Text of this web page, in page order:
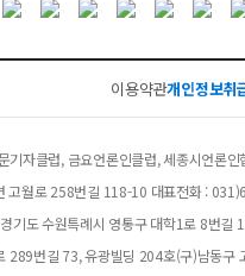
이용약관개인정보취
자클럽, 금요언론인클럽, 세종시언론
고월로 258번길 118-10 대표전화 :
기도 수원특례시 영통구 대학1로 8번길
289번길 73, 유광빌딩 204호(구)남동